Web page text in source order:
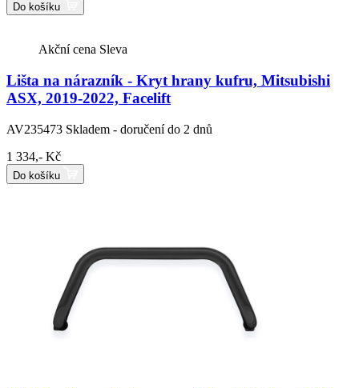
Do košíku
Akční cena Sleva
Lišta na nárazník - Kryt hrany kufru, Mitsubishi
ASX, 2019-2022, Facelift
AV235473 Skladem - doručení do 2 dnů
1 334,- Kč
Do košíku